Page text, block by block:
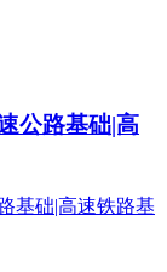
公路基础|高